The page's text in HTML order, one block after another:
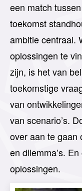
een match
toekomst
ambitie centraal.
oplossingen te
zijn, is het van
toekomstige
van
van scenario’s.
over aan te gaan
en dilemma’s.
oplossingen.